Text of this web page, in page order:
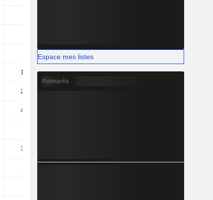
32 M
18,4 M 16,9 M
25,9 M
47,1 M
32,1 M
258 M
Espace mes listes
Palmarès